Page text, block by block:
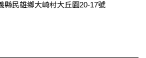
縣民雄鄉大崎村大丘園20-17號